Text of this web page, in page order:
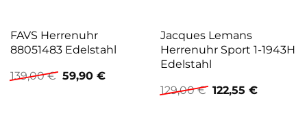
FAVS Herrenuhr
88051483 Edelstahl
139,00€ Ursprünglicher
Preis
59,90 €Aktueller
Jacques Lemans
Herrenuhr Sport 1-1943H
Edelstahl
129,00€ Ursprünglicher
Preis
122,55 €Aktueller